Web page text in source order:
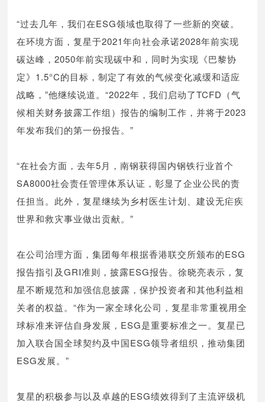
“过去几年，我们在ESG领域也取得了一些新的突破。
在环境方面，复星于2021年向社会承诺2028年前实现
碳达峰，2050年前实现碳中和，同时为实现《巴黎协
定》1.5°C的目标，制定了有效的气候变化减缓和适应
战略，”他继续说道。“2022年，我们启动了TCFD（气
候相关财务披露工作组）报告的编制工作，并将于2023
年发布我们的第一份报告。”
“在社会方面，去年5月，南钢获得国内钢铁行业首个
SA8000社会责任管理体系认证，彰显了企业公民的责
任担当。此外，复星继续为乡村医生计划、建设无疟疾
世界和救灾事业做出贡献。”
在公司治理方面，集团每年根据香港联交所颁布的ESG
报告指引及GRI准则，披露ESG报告。徐晓亮表示，复
星不断规范和加强信息披露，保护投资者和其他利益相
关者的权益。“作为一家全球化公司，复星非常重视用全
球标准来评估自身发展，ESG是重要标准之一。复星已
加入联合国全球契约及中国ESG领导者组织，推动集团
ESG发展。”
复星的积极参与以及卓越的ESG绩效得到了主流评级机